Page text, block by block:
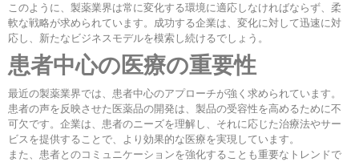
このように、製薬業界は常に変化する環境に適応しなければならず、柔
軟な戦略が求められています。成功する企業は、変化に対して迅速に対
応し、新たなビジネスモデルを模索し続けるでしょう。
患者中心の医療の重要性
最近の製薬業界では、患者中心のアプローチが強く求められています。
患者の声を反映させた医薬品の開発は、製品の受容性を高めるために不
可欠です。企業は、患者のニーズを理解し、それに応じた治療法やサー
ビスを提供することで、より効果的な医療を実現しています。
また、患者とのコミュニケーションを強化することも重要なトレンドで